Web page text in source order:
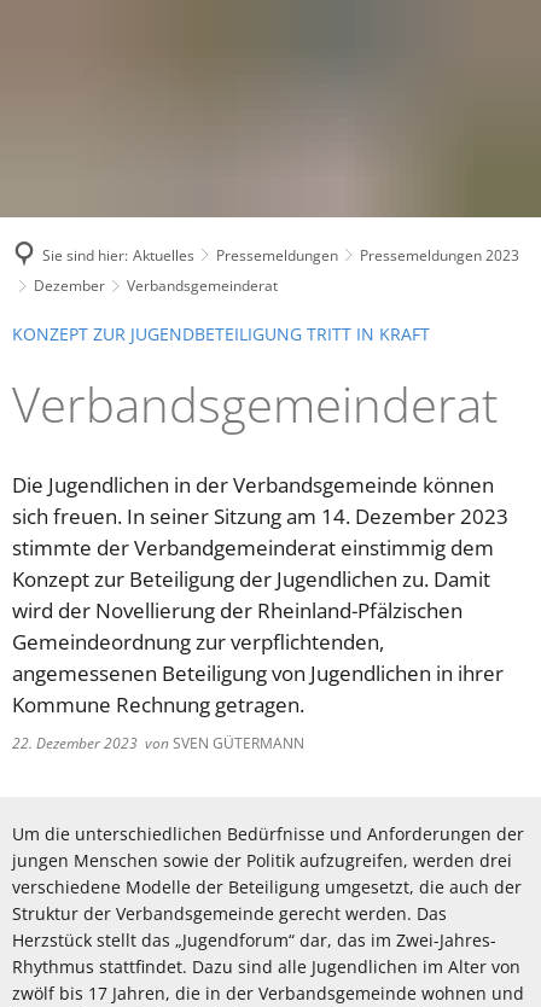
Sie sind hier: Aktuelles Pressemeldungen
Pressemeldungen 2023
Dezember
Verbandsgemeinderat
KONZEPT ZUR JUGENDBETEILIGUNG TRITT IN KRAFT
Verbandsgemeinderat
Die Jugendlichen in der Verbandsgemeinde können
sich freuen. In seiner Sitzung am 14. Dezember 2023
stimmte der Verbandgemeinderat einstimmig dem
Konzept zur Beteiligung der Jugendlichen zu. Damit
wird der Novellierung der Rheinland-Pfälzischen
Gemeindeordnung zur verpflichtenden,
angemessenen Beteiligung von Jugendlichen in ihrer
Kommune Rechnung getragen.
22. Dezember 2023 vonSVEN GÜTERMANN
Um die unterschiedlichen Bedürfnisse und Anforderungen der
jungen Menschen sowie der Politik aufzugreifen, werden drei
verschiedene Modelle der Beteiligung umgesetzt, die auch der
Struktur der Verbandsgemeinde gerecht werden. Das
Herzstück stellt das „Jugendforum“ dar, das im Zwei-Jahres-
Rhythmus stattfindet. Dazu sind alle Jugendlichen im Alter von
zwölf bis 17 Jahren, die in der Verbandsgemeinde wohnen und